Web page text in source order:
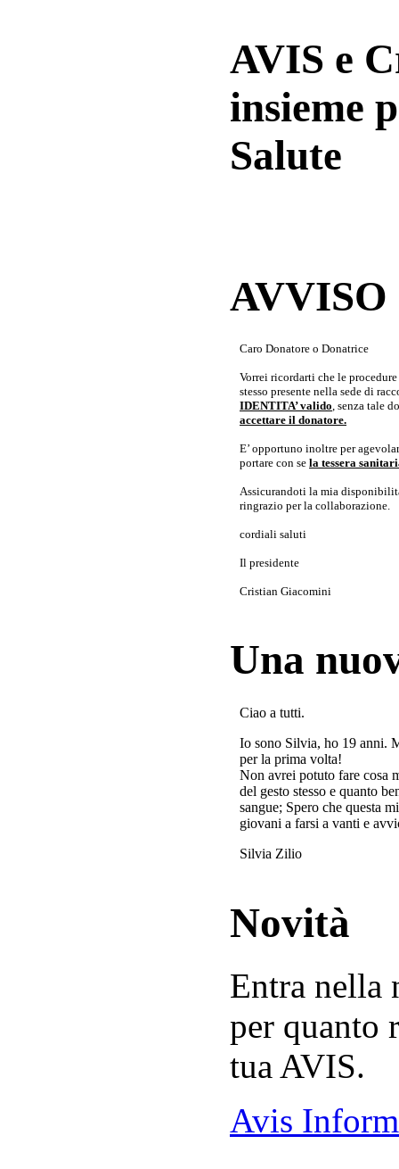
AVIS e
insieme
Salute
Caro Donatore o Donatrice
Vorrei ricordarti che le
stesso presente nella sede di
IDENTITA’ valido, senza tale
accettare il donatore.
E’ opportuno inoltre per
portare con se la tessera
Assicurandoti la mia
ringrazio per la collaborazione.
cordiali saluti
Il presidente
Cristian Giacomini
Una
Ciao a tutti.
Io sono Silvia, ho 19 anni.
per la prima volta!
Non avrei potuto fare cosa
del gesto stesso e quanto
sangue; Spero che questa
giovani a farsi a vanti e
Silvia Zilio
Novità
Entra nella
per quanto
tua AVIS.
Avis